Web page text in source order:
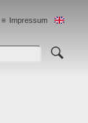
Impressum